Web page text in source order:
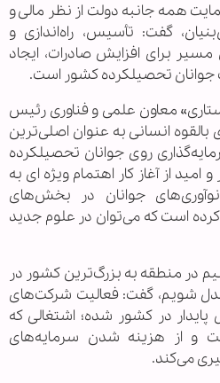
همه جانبه دولت از نظر مالی و
گفت: تأسیس، راه‌اندازی و
برای افزایش صادرات، ایجاد
جوانان تحصیلکرده کشور است.
معاون علمی و فناوری رئیس‌
انسانی به عنوان اصلی‌ترین
روی جوانان تحصیلکرده
از آغاز کار اهتمام ویژه ای به
جوانان در بخش‌های
است که می‌توان در علوم جدید
در منطقه به بزرگ‌ترین کشور در
شویم، گفت: فعالیت شرکت‌های
در کشور شده؛ اشتغالی که
و از هزینه شدن سرمایه‌های
می‌کند.